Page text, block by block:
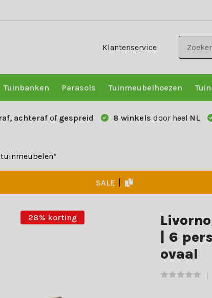
Klantenservice
Tuinbanken Parasols Tuinmeubelhoezen
achteraf of gespreid 8 winkels door heel NL
tuinmeubelen*
SALE
28% korting
| 6
ovaal